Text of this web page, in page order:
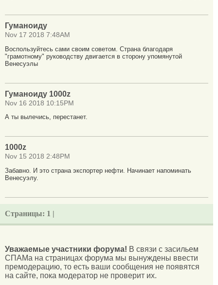
Гуманоиду
Nov 17 2018 7:48AM
Воспользуйтесь сами своим советом. Страна благодаря
"грамотному" руководству двигается в сторону упомянутой
Венесуэлы
Гуманоиду 1000z
Nov 16 2018 10:15PM
А ты вылечись, перестанет.
1000z
Nov 15 2018 2:48PM
Забавно. И это страна экспортер нефти. Начинает напоминать
Венесуэлу.
Страницы: 1 |
Уважаемые участники форума! В связи с засильем
СПАМа на страницах форума мы вынуждены ввести
премодерацию, то есть ваши сообщения не появятся
на сайте, пока модератор не проверит их.